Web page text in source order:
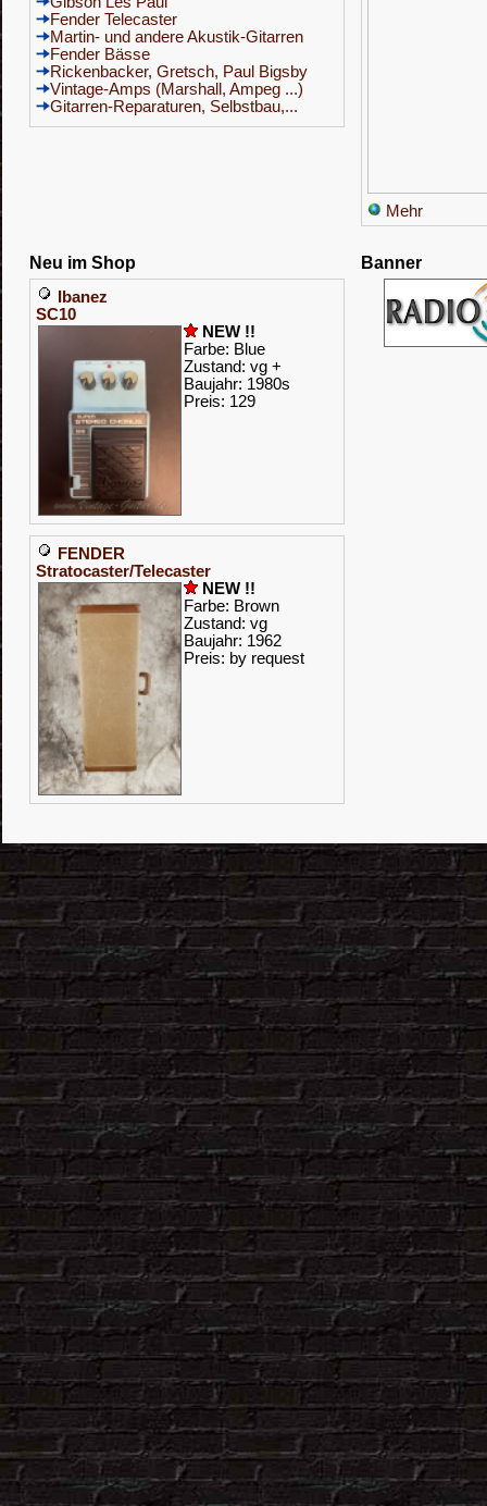
Fender Telecaster
Martin- und andere Akustik-Gitarren
Fender Bässe
Rickenbacker, Gretsch, Paul Bigsby
Vintage-Amps (Marshall, Ampeg ...)
Gitarren-Reparaturen, Selbstbau,...
Mehr
Neu im Shop
Ibanez
SC10
NEW !!
Farbe: Blue
Zustand: vg +
Baujahr: 1980s
Preis: 129
FENDER
Stratocaster/Telecaster
NEW !!
Farbe: Brown
Zustand: vg
Baujahr: 1962
Preis: by request
Banner